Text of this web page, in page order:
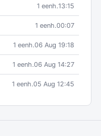
1 eenh.13:15
1 eenh.00:07
1 eenh.06 Aug 19:18
1 eenh.06 Aug 14:27
1 eenh.05 Aug 12:45